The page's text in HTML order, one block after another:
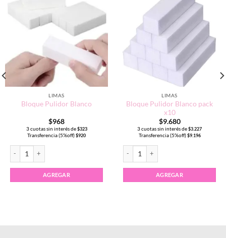
LIMAS
Bloque Pulidor Blanco
$968
3 cuotas sin interés de $323
Transferencia (5%off) $920
AGREGAR
LIMAS
Bloque Pulidor Blanco pack
x10
$9.680
3 cuotas sin interés de $3.227
Transferencia (5%off) $9.196
AGREGAR